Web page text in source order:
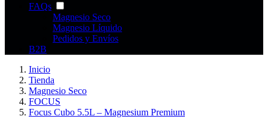
FAQs
Magnesio Seco
Magnesio Líquido
Pedidos y Envíos
B2B
Inicio
Tienda
Magnesio Seco
FOCUS
Focus Cubo 5.5L – Magnesium Premium